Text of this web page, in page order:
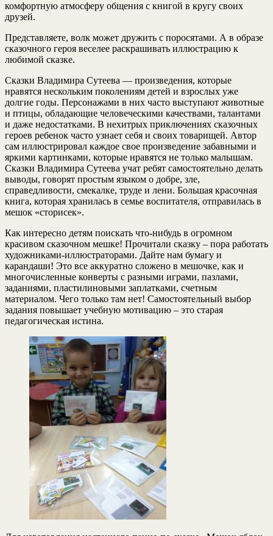
комфортную атмосферу общения с книгой в кругу своих
друзей.
Представляете, волк может дружить с поросятами. А в образе
сказочного героя веселее раскрашивать иллюстрацию к
любимой сказке.
Сказки Владимира Сутеева — произведения, которые
нравятся нескольким поколениям детей и взрослых уже
долгие годы. Персонажами в них часто выступают животные
и птицы, обладающие человеческими качествами, талантами
и даже недостатками. В нехитрых приключениях сказочных
героев ребенок часто узнает себя и своих товарищей. Автор
сам иллюстрировал каждое свое произведение забавными и
яркими картинками, которые нравятся не только малышам.
Сказки Владимира Сутеева учат ребят самостоятельно делать
выводы, говорят простым языком о добре, зле,
справедливости, смекалке, труде и лени. Большая красочная
книга, которая хранилась в семье воспитателя, отправилась в
мешок «сторисек».
Как интересно детям поискать что-нибудь в огромном
красивом сказочном мешке! Прочитали сказку – пора работать
художниками-иллюстраторами. Дайте нам бумагу и
карандаши! Это все аккуратно сложено в мешочке, как и
многочисленные конверты с разными играми, пазлами,
заданиями, пластилиновыми заплатками, счетным
материалом. Чего только там нет! Самостоятельный выбор
задания повышает учебную мотивацию – это старая
педагогическая истина.